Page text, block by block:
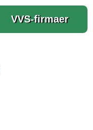
VVS-firmaer